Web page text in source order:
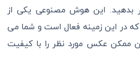
بدهید. این هوش مصنوعی یکی از
که در این زمینه فعال است و شما می
ممکن عکس مورد نظر را با کیفیت